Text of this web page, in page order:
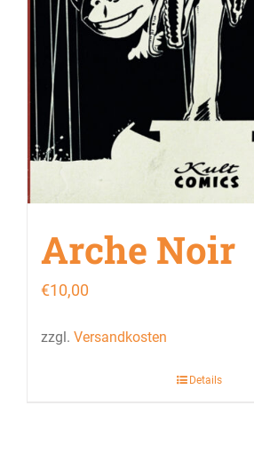
Arche Noir
€10,00
zzgl. Versandkosten
Details